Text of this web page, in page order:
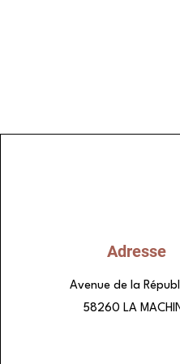
Adresse
Avenue de la
58260 LA